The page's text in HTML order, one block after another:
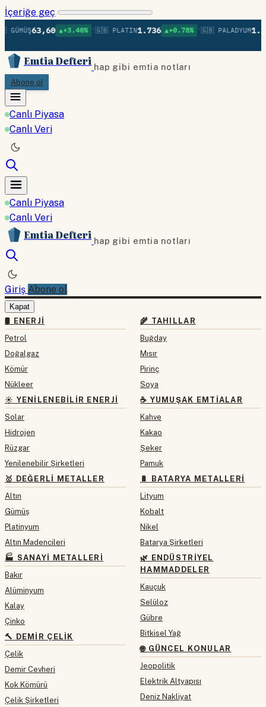
İçeriğe geç
63,60 ▲+3.40% •🇬🇧 PLATIN1.736 ▲+0.78% •🇬🇧 PALADYUM
Emtia Defteri hap gibi emtia notları
Abone ol
Canlı Piyasa
Canlı Veri
Canlı Piyasa
Canlı Veri
Emtia Defteri hap gibi emtia notları
Giriş Abone ol
Kapat
🛢 ENERJI
Petrol
Doğalgaz
Kömür
Nükleer
☀️ YENILENEBILIR ENERJI
Solar
Hidrojen
Rüzgar
Yenilenebilir Şirketleri
🥇 DEĞERLI METALLER
Altın
Gümüş
Platinyum
Altın Madencileri
🏭 SANAYI METALLERI
Bakır
Alüminyum
Kalay
Çinko
🔨 DEMIR ÇELIK
Çelik
Demir Cevheri
Kok Kömürü
Çelik Şirketleri
🌾 TAHILLAR
Buğday
Mısır
Pirinç
Soya
☕ YUMUŞAK EMTIALAR
Kahve
Kakao
Şeker
Pamuk
🔋 BATARYA METALLERI
Lityum
Kobalt
Nikel
Batarya Şirketleri
🌿 ENDÜSTRIYEL
HAMMADDELER
Kauçuk
Selüloz
Gübre
Bitkisel Yağ
🌐 GÜNCEL KONULAR
Jeopolitik
Elektrik Altyapısı
Deniz Nakliyat